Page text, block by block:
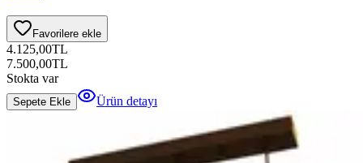
Favorilere ekle
4.125,00TL
7.500,00TL
Stokta var
Sepete Ekle Ürün detayı